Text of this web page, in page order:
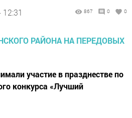
867 0 0
участие в празднестве по
конкурса «Лучший